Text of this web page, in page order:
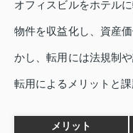
オフィスビルをホテル
物件を収益化し、資産
かし、転用には法規制
転用によるメリットと課
メリット